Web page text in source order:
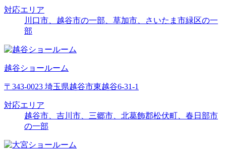
対応エリア
川口市、越谷市の一部、草加市、さいたま市緑区の一
部
越谷ショールーム
〒343-0023 埼玉県越谷市東越谷6-31-1
対応エリア
越谷市、吉川市、三郷市、北葛飾郡松伏町、春日部市
の一部